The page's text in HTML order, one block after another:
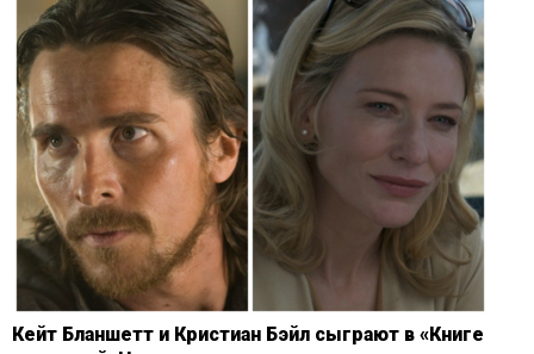
Кейт Бланшетт и Кристиан Бэйл сыграют в «Книге